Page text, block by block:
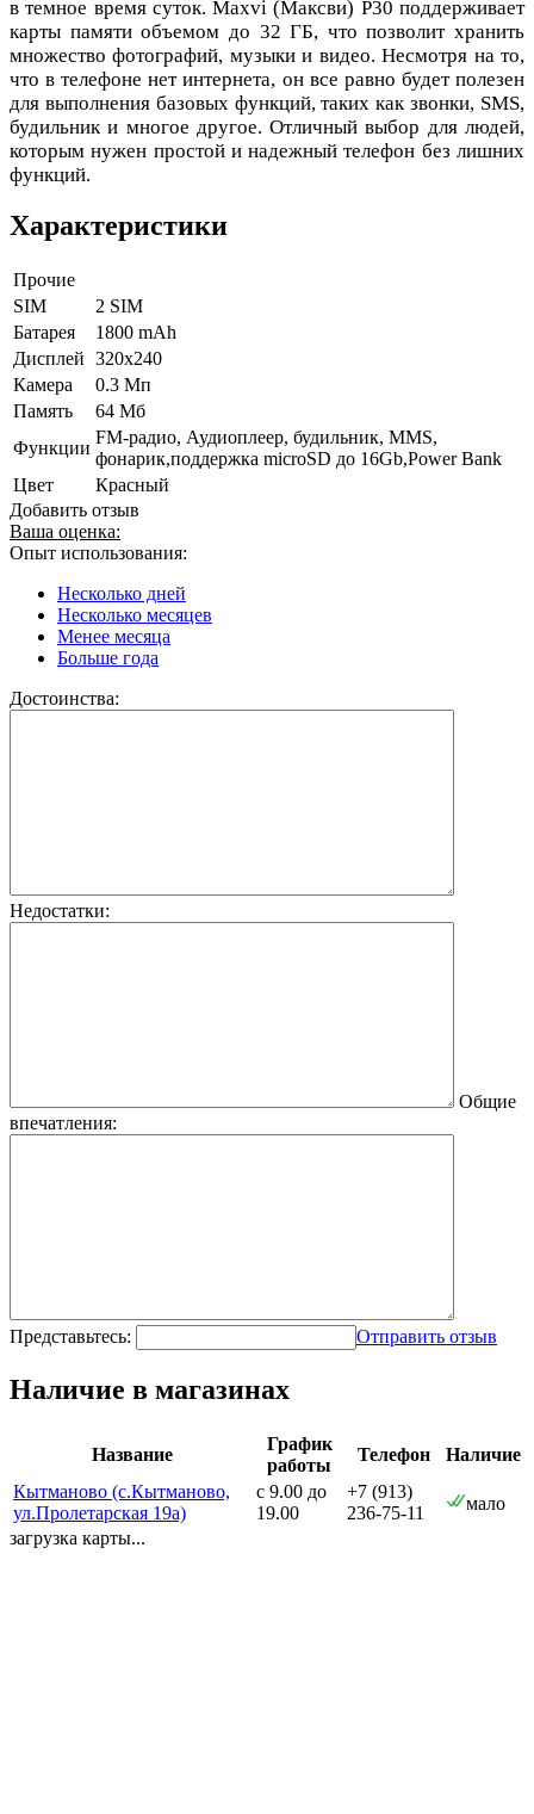
в темное время суток. Maxvi (Максви) P30 поддерживает
карты памяти объемом до 32 ГБ, что позволит хранить
множество фотографий, музыки и видео. Несмотря на то,
что в телефоне нет интернета, он все равно будет полезен
для выполнения базовых функций, таких как звонки, SMS,
будильник и многое другое. Отличный выбор для людей,
которым нужен простой и надежный телефон без лишних
функций.
Характеристики
Прочие
SIM
2 SIM
Батарея
1800 mAh
Дисплей 320х240
Камера
0.3 Мп
Память
64 Мб
Функции
FM-радио, Аудиоплеер, будильник, MMS,
фонарик,поддержка microSD до 16Gb,Power Bank
Цвет
Красный
Добавить отзыв
Ваша оценка:
Опыт использования:
Несколько дней
Несколько месяцев
Менее месяца
Больше года
Достоинства:
Недостатки:
Общие
впечатления:
Представьтесь: Отправить отзыв
Наличие в магазинах
Название
График
работы
Телефон
Наличие
Кытманово (с.Кытманово,
ул.Пролетарская 19а)
с 9.00 до
19.00
+7 (913)
236-75-11
мало
загрузка карты...